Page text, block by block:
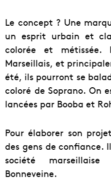
Le concept ? Une
un esprit urbain et
colorée et
Marseillais, et
été, ils pourront se
coloré de Soprano. On
lancées par Booba et
Pour élaborer son
des gens de confiance.
société
Bonneveine.